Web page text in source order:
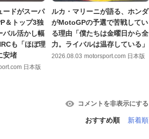
ードがスーパ
＆トップ3独
バル活かし幅
も「ほぼ理
安堵
日本版
ルカ・マリーニが語る、ホンダ
がMotoGPの予選で苦戦してい
る理由「僕たちは金曜日から全
力。ライバルは温存している」
2026.08.03 motorsport.com 日本版
コメントを非表示にする
おすすめ順 新着順